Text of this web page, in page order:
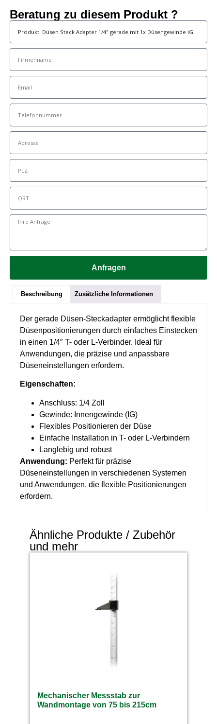
Beschreibung Zusätzliche Informationen
Der gerade Düsen-Steckadapter ermöglicht flexible
Düsenpositionierungen durch einfaches Einstecken
in einen 1/4″ T- oder L-Verbinder. Ideal für
Anwendungen, die präzise und anpassbare
Düseneinstellungen erfordern.
Eigenschaften:
Anschluss: 1/4 Zoll
Gewinde: Innengewinde (IG)
Flexibles Positionieren der Düse
Einfache Installation in T- oder L-Verbindern
Langlebig und robust
Anwendung: Perfekt für präzise
Düseneinstellungen in verschiedenen Systemen
und Anwendungen, die flexible Positionierungen
erfordern.
Beratung zu diesem Produkt ?
Anfragen
Ähnliche Produkte / Zubehör
und mehr
Mechanischer Messstab zur
Wandmontage von 75 bis 215cm